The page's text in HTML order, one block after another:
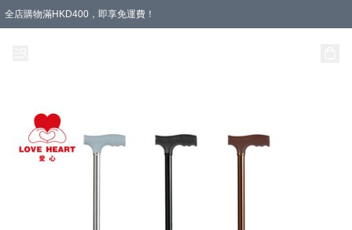
全店購物滿HKD400，即享免運費！